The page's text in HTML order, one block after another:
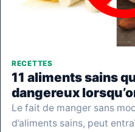
RECETTES
11 aliments sains
dangereux
Le fait de manger sans
d’aliments sains, peut